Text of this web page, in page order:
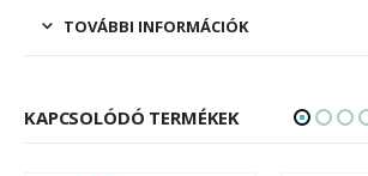
TOVÁBBI INFORMÁCIÓK
KAPCSOLÓDÓ TERMÉKEK